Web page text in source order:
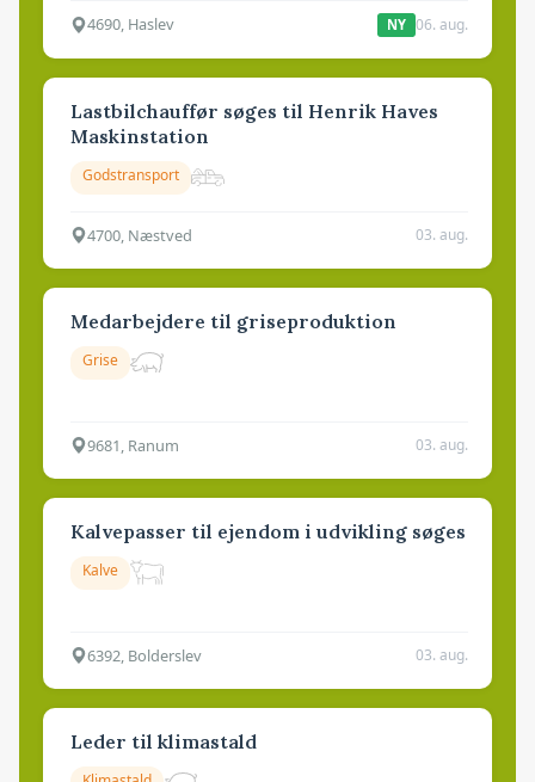
4690, Haslev NY 06. aug.
Lastbilchauffør søges til Henrik Haves
Maskinstation
Godstransport
4700, Næstved 03. aug.
Medarbejdere til griseproduktion
Grise
9681, Ranum 03. aug.
Kalvepasser til ejendom i udvikling søges
Kalve
6392, Bolderslev 03. aug.
Leder til klimastald